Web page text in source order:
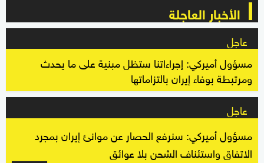
الأخبار العاجلة
عاجل
مسؤول أميركي: إجراءاتنا ستظل مبنية على ما يحدث
ومرتبطة بوفاء إيران بالتزاماتها
عاجل
مسؤول أميركي: سنرفع الحصار عن موانئ إيران بمجرد
الاتفاق واستئناف الشحن بلا عوائق